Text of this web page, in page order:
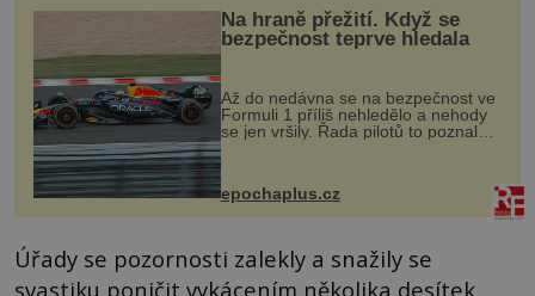
Na hraně přežití. Když se
bezpečnost teprve hledala
Až do nedávna se na bezpečnost ve
Formuli 1 příliš nehledělo a nehody
se jen vršily. Řada pilotů to poznala
na vlastní kůži, často s trvalými
následky nebo bohužel i ztrátou
života. Dnes nepochopiteln...
epochaplus.cz
Úřady se pozornosti zalekly a snažily se
svastiku poničit vykácením několika desítek